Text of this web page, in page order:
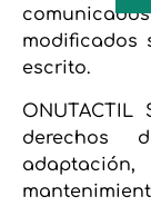
modificados
escrito.
derechos